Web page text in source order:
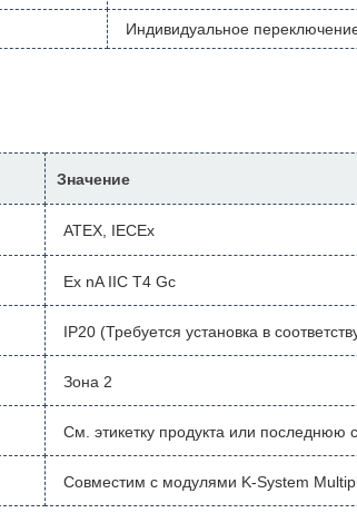
Индивидуальное
Значение
ATEX, IECEx
Ex nA IIC T4 Gc
IP20 (Требуется установка в
Зона 2
См. этикетку продукта или
Совместим с модулями K-System